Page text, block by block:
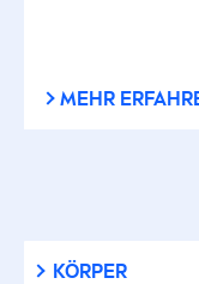
MEHR
KÖRPER